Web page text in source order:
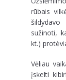
rūbais
sužinoti,
kt.)
Vėliau
įskelti